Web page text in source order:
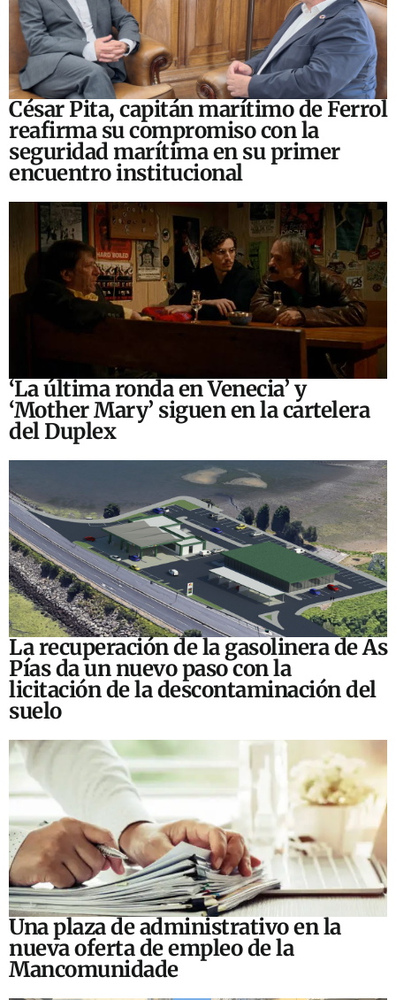
César Pita, capitán marítimo de Ferrol
reafirma su compromiso con la
seguridad marítima en su primer
encuentro institucional
‘La última ronda en Venecia’ y
‘Mother Mary’ siguen en la cartelera
del Duplex
La recuperación de la gasolinera de As
Pías da un nuevo paso con la
licitación de la descontaminación del
suelo
Una plaza de administrativo en la
nueva oferta de empleo de la
Mancomunidade